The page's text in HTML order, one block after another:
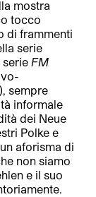
mostra
tocco
di frammenti
serie
serieFM
sempre
informale
dei Neue
Polke e
aforisma di
non siamo
e il suo